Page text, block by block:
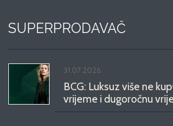
SUPERPRODAVAČ
31.07.2026.
BCG: Luksuz više ne
vrijeme i dugoročnu